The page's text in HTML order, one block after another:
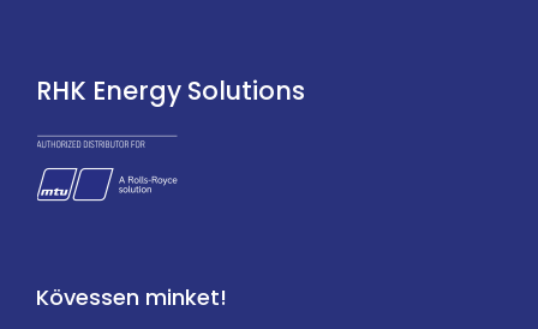
RHK Energy Solutions
Kövessen minket!